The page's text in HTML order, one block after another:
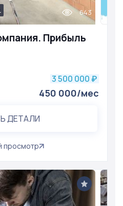
Прибыль
643
3 500 000 ₽
450 000/мес
ДЕТАЛИ
просмотр